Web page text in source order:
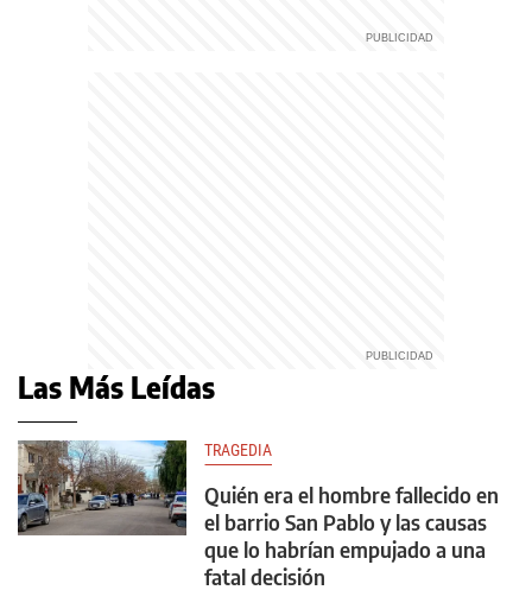
Las Más Leídas
TRAGEDIA
Quién era el hombre fallecido en
el barrio San Pablo y las causas
que lo habrían empujado a una
fatal decisión